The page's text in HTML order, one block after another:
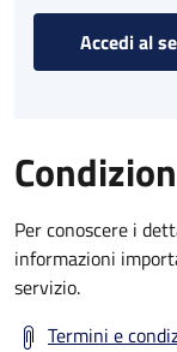
Accedi al
Per conoscere i
informazioni
servizio.
Termini e